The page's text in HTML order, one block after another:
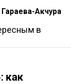
Акчура
в
как